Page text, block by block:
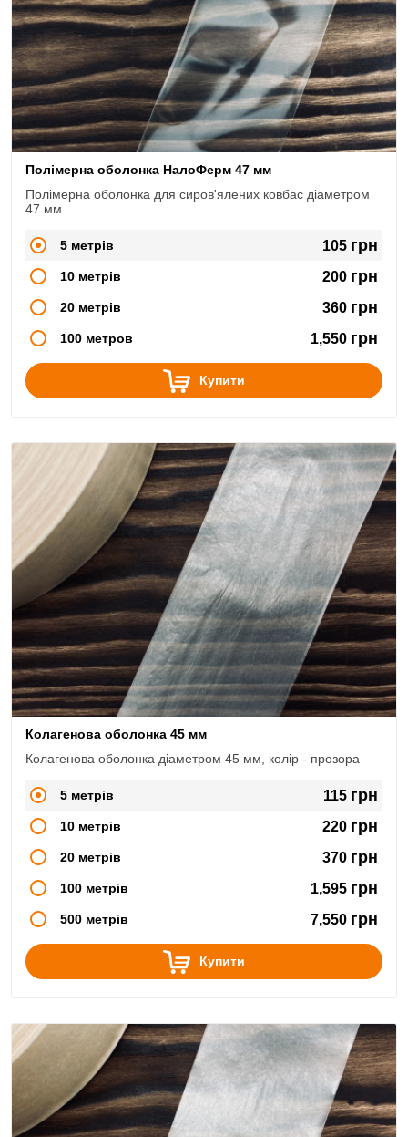
Полімерна оболонка НалоФерм 47 мм
Полімерна оболонка для сиров'ялених ковбас діаметром
47 мм
5 метрів 105 грн
10 метрів 200 грн
20 метрів 360 грн
100 метров 1,550 грн
Купити
Колагенова оболонка 45 мм
5 метрів 115 грн
10 метрів 220 грн
20 метрів 370 грн
100 метрів 1,595 грн
500 метрів 7,550 грн
Купити